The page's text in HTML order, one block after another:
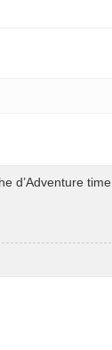
d’Adventure time